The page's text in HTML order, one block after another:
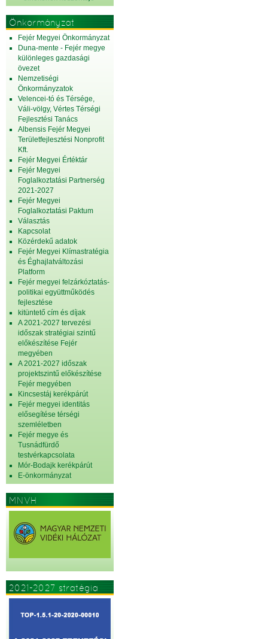
Önkormányzat
Fejér Megyei Önkormányzat
Duna-mente - Fejér megye
különleges gazdasági
övezet
Nemzetiségi
Önkormányzatok
Velencei-tó és Térsége,
Váli-völgy, Vértes Térségi
Fejlesztési Tanács
Albensis Fejér Megyei
Területfejlesztési Nonprofit
Kft.
Fejér Megyei Értéktár
Fejér Megyei
Foglalkoztatási Partnerség
2021-2027
Fejér Megyei
Foglalkoztatási Paktum
Választás
Kapcsolat
Közérdekű adatok
Fejér Megyei Klímastratégia
és Éghajlatváltozási
Platform
Fejér megyei felzárkóztatás-
politikai együttműködés
fejlesztése
kitüntető cím és díjak
A 2021-2027 tervezési
időszak stratégiai szintű
előkészítése Fejér
megyében
A 2021-2027 időszak
projektszintű előkészítése
Fejér megyében
Kincsestáj kerékpárút
Fejér megyei identitás
elősegítése térségi
szemléletben
Fejér megye és
Tusnádfürdő
testvérkapcsolata
Mór-Bodajk kerékpárút
E-önkormányzat
MNVH
2021-2027 stratégia